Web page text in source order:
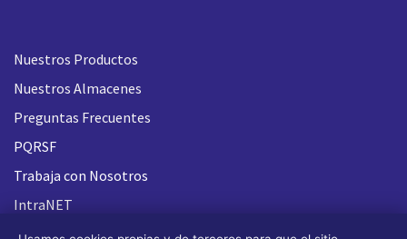
Nuestros Productos
Nuestros Almacenes
Preguntas Frecuentes
PQRSF
Trabaja con Nosotros
IntraNET